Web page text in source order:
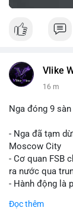
Vlike
16 m
Nga đóng 9
- Nga đã tạm
Moscow City
- Cơ quan FSB
ra nước qua
- Hành động là
Đọc thêm